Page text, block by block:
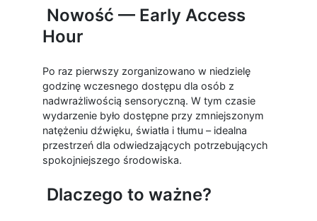
Nowość — Early Access
Hour
Po raz pierwszy zorganizowano w niedzielę
godzinę wczesnego dostępu dla osób z
nadwrażliwością sensoryczną. W tym czasie
wydarzenie było dostępne przy zmniejszonym
natężeniu dźwięku, światła i tłumu – idealna
przestrzeń dla odwiedzających potrzebujących
spokojniejszego środowiska.
Dlaczego to ważne?